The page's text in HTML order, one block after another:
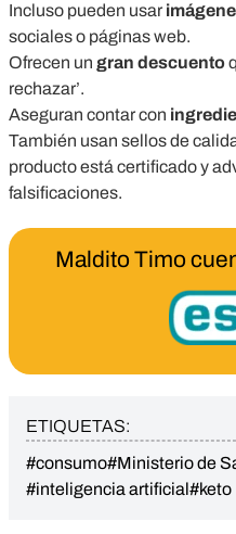
Incluso pueden usar
sociales o páginas web.
Ofrecen un gran descuento
rechazar’.
Aseguran contar con
También usan sellos de
producto está certificado y
falsificaciones.
Maldito Timo
ETIQUETAS:
#consumo#Ministerio de
#inteligencia artificial#keto